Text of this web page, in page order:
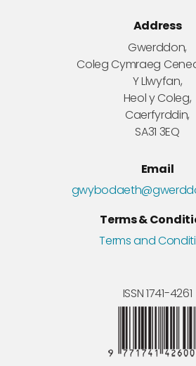
Address
Gwerddon,
Coleg Cymraeg
Y Llwyfan,
Heol y Coleg,
Caerfyrddin,
SA31 3EQ
Email
Terms &
Terms and
ISSN 1741-4261